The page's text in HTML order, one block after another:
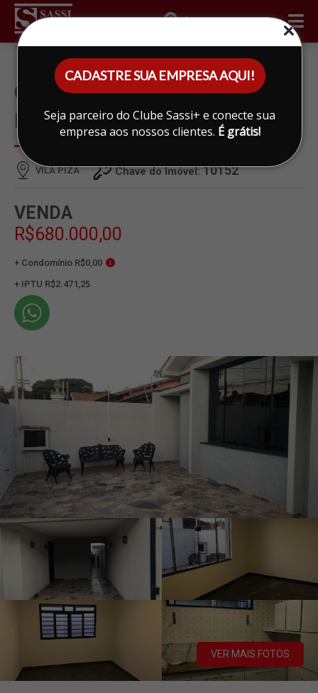
CADASTRE SUA EMPRESA AQUI!
Seja parceiro do Clube Sassi+ e conecte sua
empresa aos nossos clientes. É grátis!
ÁREA DO CLIENTE
CASA À VENDA EM VILA
PIZA, LIMEIRA
VILA PIZA Chave do Imóvel:10152
VENDA
R$680.000,00
+ Condomínio R$0,00 i
+ IPTU R$2.471,25
VER MAIS FOTOS